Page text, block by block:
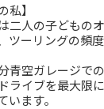
私】
二人の子どもの
ツーリングの頻
青空ガレージで
ライブを最大限
います。